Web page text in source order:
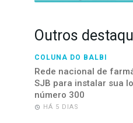
Outros
COLUNA DO BALBI
Rede nacional de
SJB para instalar sua
número 300
HÁ 5 DIAS